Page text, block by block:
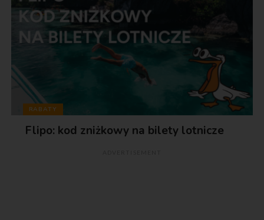
RABATY
Flipo: kod zniżkowy na bilety lotnicze